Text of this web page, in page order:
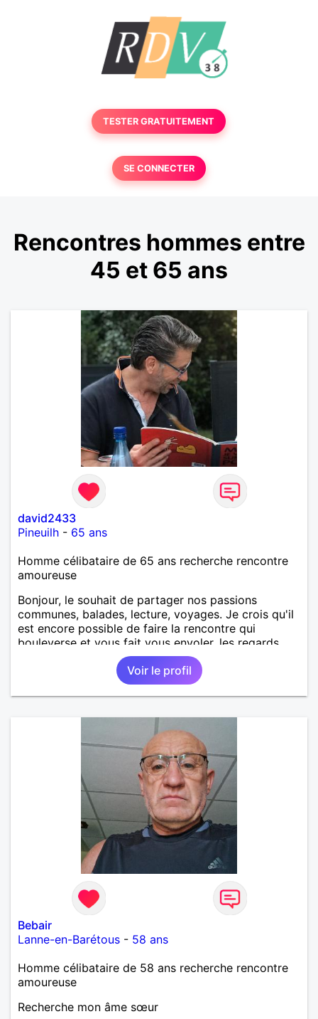
TESTER GRATUITEMENT
SE CONNECTER
Rencontres hommes entre
45 et 65 ans
david2433
Pineuilh - 65 ans
Homme célibataire de 65 ans recherche rencontre
amoureuse
Bonjour, le souhait de partager nos passions
communes, balades, lecture, voyages. Je crois qu'il
est encore possible de faire la rencontre qui
bouleverse et vous fait vous envoler, les regards
complices, les mots et les silences qui apaisent,
Alors si comme moi tu as la même vision, parlons-
Voir le profil
Bebair
Lanne-en-Barétous - 58 ans
Homme célibataire de 58 ans recherche rencontre
amoureuse
Recherche mon âme sœur